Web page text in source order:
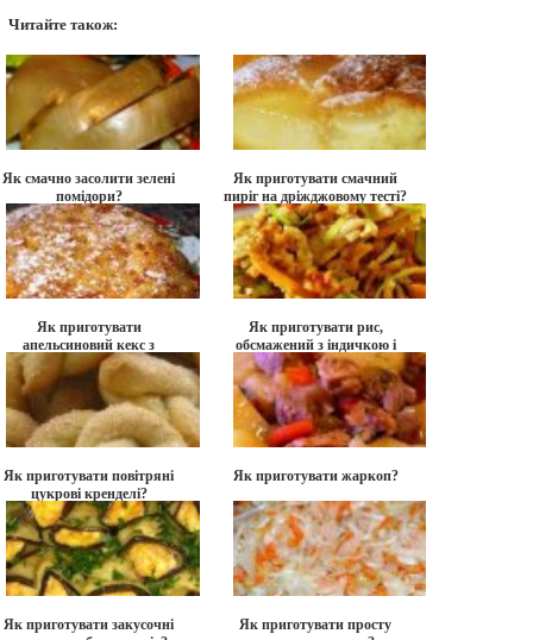
Читайте також:
Як смачно засолити зелені
помідори?
Як приготувати смачний
пиріг на дріжджовому тесті?
Як приготувати
апельсиновий кекс з
кунжутом?
Як приготувати рис,
обсмажений з індичкою і
яйцем?
Як приготувати повітряні
цукрові кренделі?
Як приготувати жаркоп?
Як приготувати закусочні
Як приготувати просту